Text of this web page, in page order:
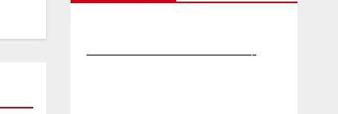
—————————————-